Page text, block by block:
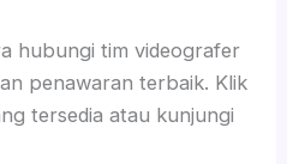
hubungi tim videografer
penawaran terbaik. Klik
tersedia atau kunjungi